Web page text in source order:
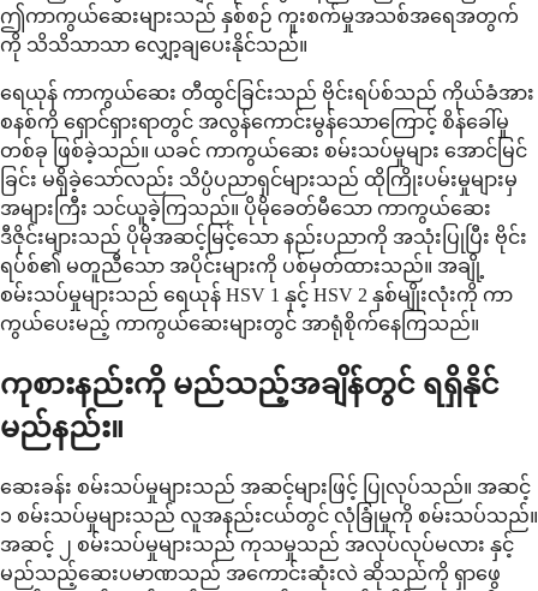
ဤကာကွယ်ဆေးများသည် နှစ်စဉ် ကူးစက်မှုအသစ်အရေအတွက်
ကို သိသိသာသာ လျှော့ချပေးနိုင်သည်။
ရေယုန် ကာကွယ်ဆေး တီထွင်ခြင်းသည် ဗိုင်းရပ်စ်သည် ကိုယ်ခံအား
စနစ်ကို ရှောင်ရှားရာတွင် အလွန်ကောင်းမွန်သောကြောင့် စိန်ခေါ်မှု
တစ်ခု ဖြစ်ခဲ့သည်။ ယခင် ကာကွယ်ဆေး စမ်းသပ်မှုများ အောင်မြင်
ခြင်း မရှိခဲ့သော်လည်း သိပ္ပံပညာရှင်များသည် ထိုကြိုးပမ်းမှုများမှ
အများကြီး သင်ယူခဲ့ကြသည်။ ပိုမိုခေတ်မီသော ကာကွယ်ဆေး
ဒီဇိုင်းများသည် ပိုမိုအဆင့်မြင့်သော နည်းပညာကို အသုံးပြုပြီး ဗိုင်း
ရပ်စ်၏ မတူညီသော အပိုင်းများကို ပစ်မှတ်ထားသည်။ အချို့
စမ်းသပ်မှုများသည် ရေယုန် HSV 1 နှင့် HSV 2 နှစ်မျိုးလုံးကို ကာ
ကွယ်ပေးမည့် ကာကွယ်ဆေးများတွင် အာရုံစိုက်နေကြသည်။
ကုစားနည်းကို မည်သည့်အချိန်တွင် ရရှိနိုင်
မည်နည်း။
ဆေးခန်း စမ်းသပ်မှုများသည် အဆင့်များဖြင့် ပြုလုပ်သည်။ အဆင့်
၁ စမ်းသပ်မှုများသည် လူအနည်းငယ်တွင် လုံခြုံမှုကို စမ်းသပ်သည်။
အဆင့် ၂ စမ်းသပ်မှုများသည် ကုသမှုသည် အလုပ်လုပ်မလား နှင့်
မည်သည့်ဆေးပမာဏသည် အကောင်းဆုံးလဲ ဆိုသည်ကို ရှာဖွေ